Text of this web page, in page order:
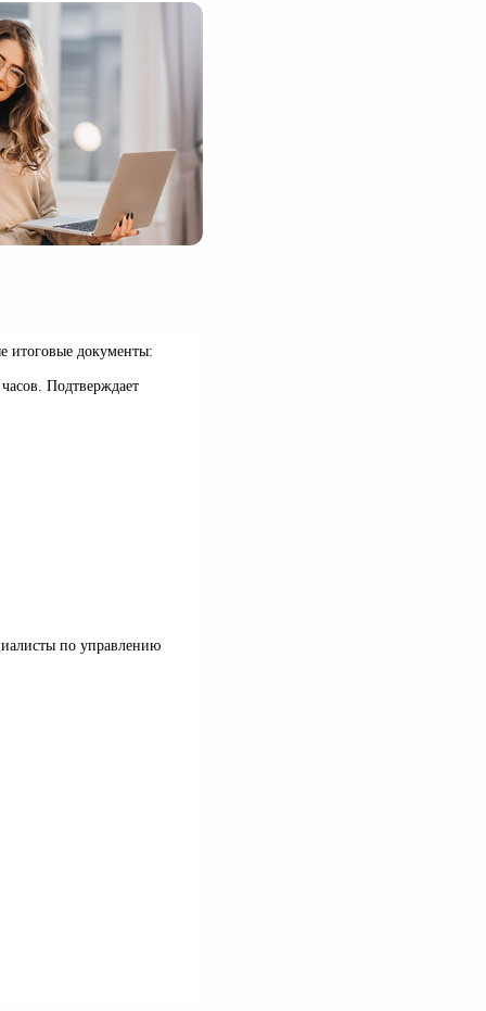
итоговые документы:
Подтверждает
по управлению